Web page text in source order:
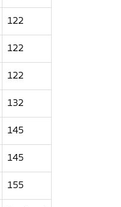
122
122
122
132
145
145
155